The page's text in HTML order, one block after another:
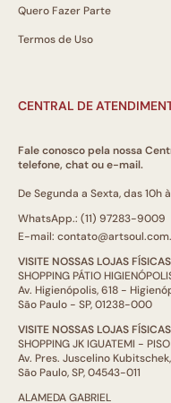
Quero Fazer Parte
Termos de Uso
CENTRAL DE
Fale conosco pela nossa
telefone, chat ou e-mail.
De Segunda a Sexta, das 10h
WhatsApp.: (11) 97283-9009
E-mail:
VISITE NOSSAS LOJAS
SHOPPING PÁTIO
Av. Higienópolis, 618 -
São Paulo - SP, 01238-000
VISITE NOSSAS LOJAS
SHOPPING JK IGUATEMI -
Av. Pres. Juscelino
São Paulo, SP, 04543-011
ALAMEDA GABRIEL